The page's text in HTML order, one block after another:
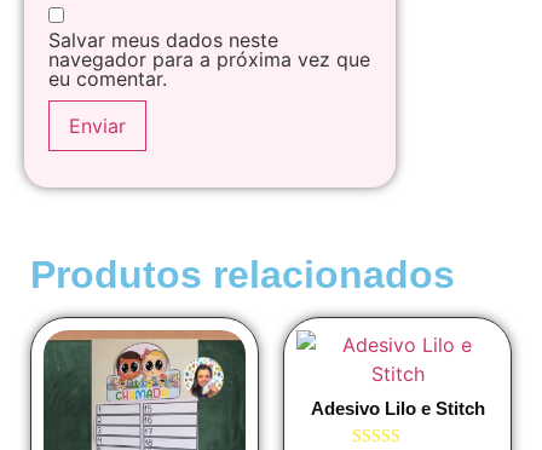
Salvar meus dados neste
navegador para a próxima vez que
eu comentar.
Produtos relacionados
Adesivo Lilo e Stitch